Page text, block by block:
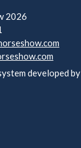
2026
developed by